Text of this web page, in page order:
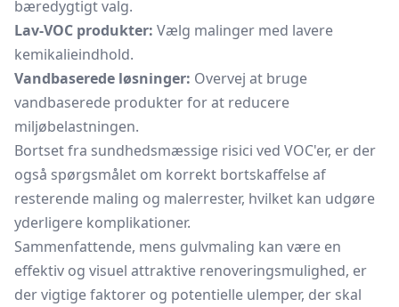
bæredygtigt valg.
Lav-VOC produkter: Vælg malinger med lavere
kemikalieindhold.
Vandbaserede løsninger: Overvej at bruge
vandbaserede produkter for at reducere
miljøbelastningen.
Bortset fra sundhedsmæssige risici ved VOC'er, er der
også spørgsmålet om korrekt bortskaffelse af
resterende maling og malerrester, hvilket kan udgøre
yderligere komplikationer.
Sammenfattende, mens gulvmaling kan være en
effektiv og visuel attraktive renoveringsmulighed, er
der vigtige faktorer og potentielle ulemper, der skal